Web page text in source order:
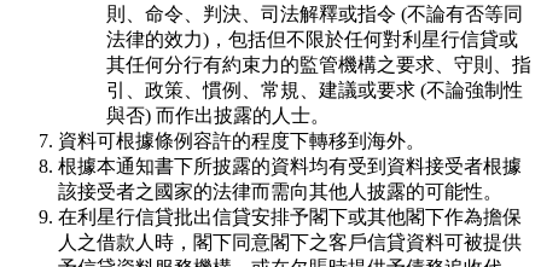
則、命令、判決、司法解釋或指令 (不論有否等同
法律的效力)，包括但不限於任何對利星行信貸或
其任何分行有約束力的監管機構之要求、守則、指
引、政策、慣例、常規、建議或要求 (不論強制性
與否) 而作出披露的人士。
資料可根據條例容許的程度下轉移到海外。
根據本通知書下所披露的資料均有受到資料接受者根據
該接受者之國家的法律而需向其他人披露的可能性。
在利星行信貸批出信貸安排予閣下或其他閣下作為擔保
人之借款人時，閣下同意閣下之客戶信貸資料可被提供